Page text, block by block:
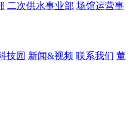
二次供水事业部 场馆运营事
技园 新闻&视频 联系我们 董